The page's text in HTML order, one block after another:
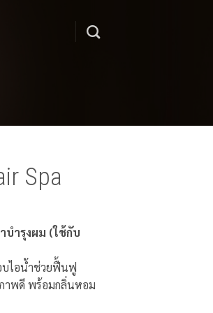
Spa
บำรุงผม (ใช้กับ
บไอน้ำช่วยฟื้นฟู
าพดี พร้อมกลิ่นหอม